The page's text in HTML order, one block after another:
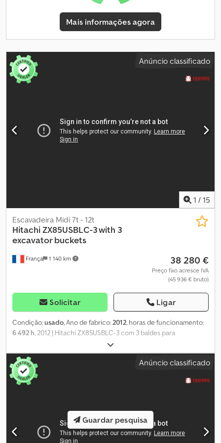
máquina e o nosso serviço se destacam: ✔ Inspeção detalhada
realizada por profissionais ✔ Entrega em obra disponível ✔
Garantia de devolução do dinheiro ✔ Opções de pagamento
seguras e flexíveis 🔄 Está a considerar outras opções de
todos os proprietários e operadores – facilmente acessíveis na
nossa plataforma.
Mais informações agora
Anúncio classificado
1 / 15
França 1 140 km
Escavadeira Midi 7t - 12t
HitachiZX85USBLC-3 with 3
excavator buckets
38 280 €
Preço fixo acresce IVA
(45 936 € bruto)
Solicitar Ligar
Condição:usado, Ano de fabrico:2012, horas de funcionamento:
6 492 h, 2012 | Hitachi ZX85USBLC-3 com 3 baldes para
escavadora | Mini-escavadora usada 7t - 12t | 6.492 horas 📍
Localização: França Cjdpfx Afozgw Eusljrf 🚛 Entrega disponível
no seu destino – Utilize a nossa calculadora de envio para estimar
os custos de transporte! 💰 Compre agora por EUR 38.300 ou faça
uma oferta. Pagamento na entrega disponível por uma taxa
imperfeições ℹ️ 0 falhas graves ⚠️ 📌 Comentário do inspetor: São
necessárias pequenas reparações diversas, ecrã do painel de
instrumentos, vários amassados na carroçaria, o braço foi
Anúncio classificado
Guardar pesquisa